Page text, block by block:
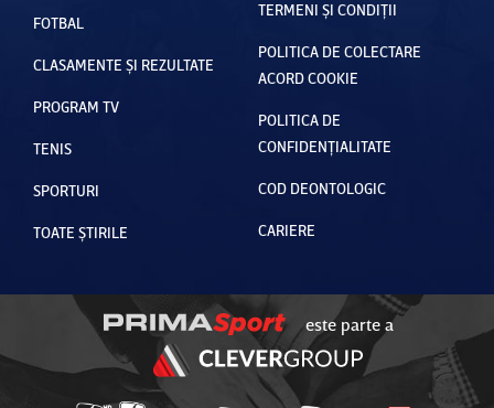
FOTBAL
CLASAMENTE ȘI REZULTATE
PROGRAM TV
TENIS
SPORTURI
TOATE ȘTIRILE
TERMENI ȘI CONDIȚII
POLITICA DE COLECTARE
ACORD COOKIE
POLITICA DE
CONFIDENȚIALITATE
COD DEONTOLOGIC
CARIERE
este parte a